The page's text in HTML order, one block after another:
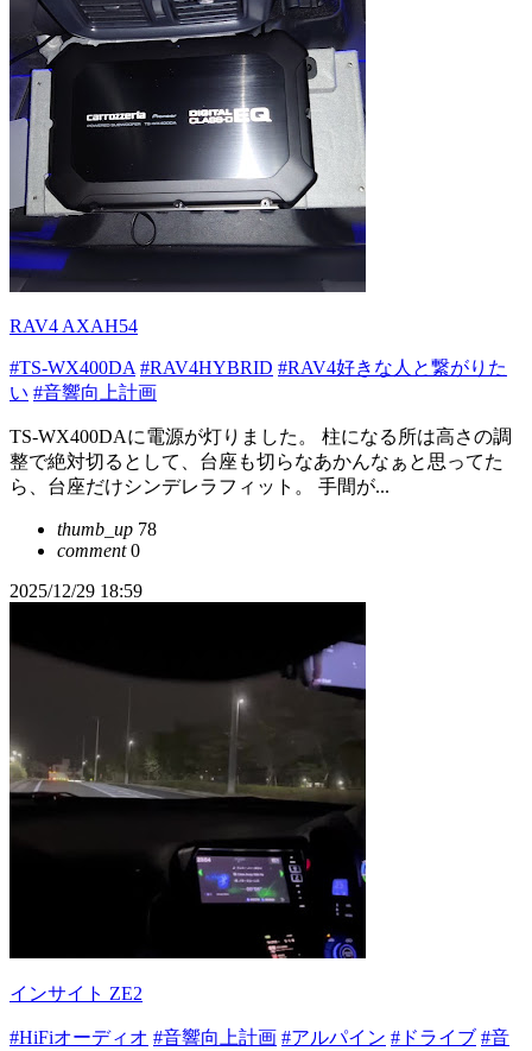
RAV4 AXAH54
#TS-WX400DA #RAV4HYBRID #RAV4好きな人と繋がりた
い #音響向上計画
TS-WX400DAに電源が灯りました。 柱になる所は高さの調
整で絶対切るとして、台座も切らなあかんなぁと思ってた
ら、台座だけシンデレラフィット。 手間が...
thumb_up 78
comment0
2025/12/29 18:59
インサイト ZE2
#HiFiオーディオ #音響向上計画 #アルパイン #ドライブ #音